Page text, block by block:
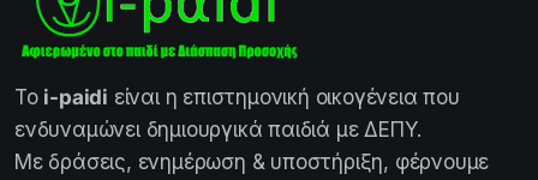
Το i-paidi είναι η επιστημονική οικογένεια που
ενδυναμώνει δημιουργικά παιδιά με ΔΕΠΥ.
Με δράσεις, ενημέρωση & υποστήριξη, φέρνουμε